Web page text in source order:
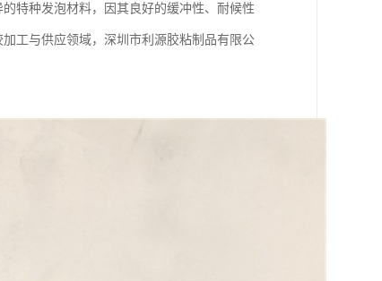
特种发泡材料，因其良好的缓冲性、耐候性
工与供应领域，深圳市利源胶粘制品有限公